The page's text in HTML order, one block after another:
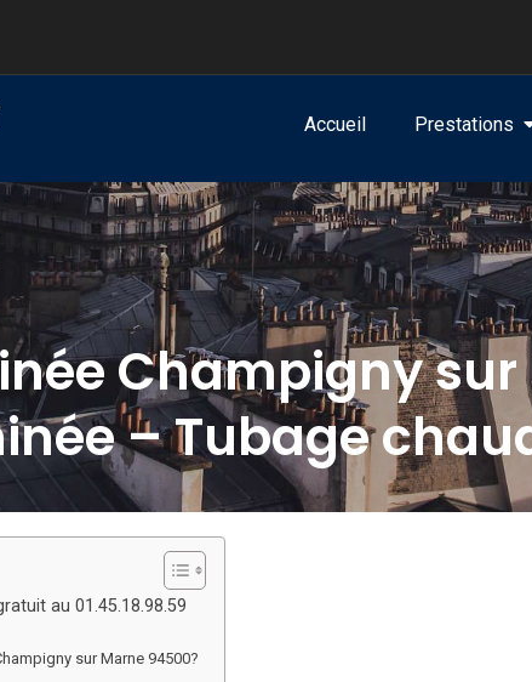
Accueil Prestations
Champigny
– Tubage
au 01.45.18.98.59
sur Marne 94500?